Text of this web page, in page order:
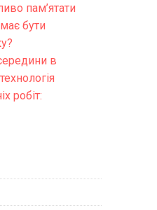
пам’ятати
бути
в
робіт: